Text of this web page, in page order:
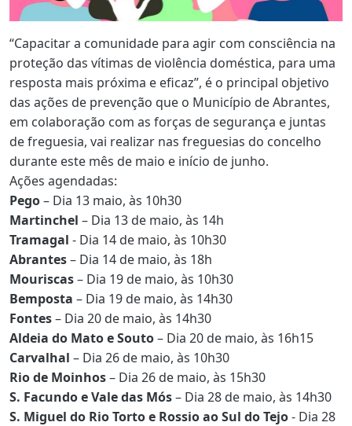
“Capacitar a comunidade para agir com consciência na
proteção das vítimas de violência doméstica, para uma
resposta mais próxima e eficaz”, é o principal objetivo
das ações de prevenção que o Município de Abrantes,
em colaboração com as forças de segurança e juntas
de freguesia, vai realizar nas freguesias do concelho
durante este mês de maio e início de junho.
Ações agendadas:
Pego– Dia 13 maio, às 10h30
Martinchel – Dia 13 de maio, às 14h
Tramagal - Dia 14 de maio, às 10h30
Abrantes– Dia 14 de maio, às 18h
Mouriscas– Dia 19 de maio, às 10h30
Bemposta – Dia 19 de maio, às 14h30
Fontes– Dia 20 de maio, às 14h30
Aldeia do Mato e Souto– Dia 20 de maio, às 16h15
Carvalhal – Dia 26 de maio, às 10h30
Rio de Moinhos– Dia 26 de maio, às 15h30
S. Facundo e Vale das Mós– Dia 28 de maio, às 14h30
S. Miguel do Rio Torto e Rossio ao Sul do Tejo- Dia 28